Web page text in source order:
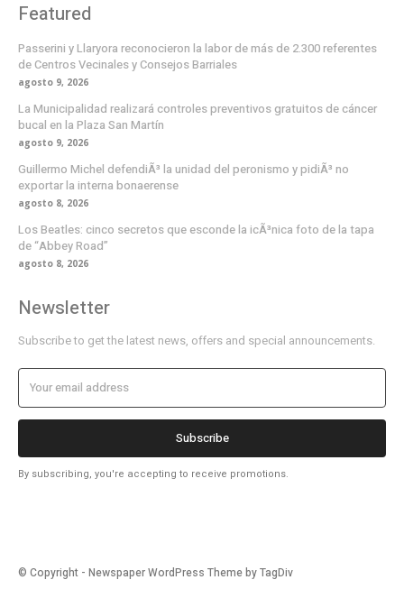
Featured
Passerini y Llaryora reconocieron la labor de más de 2.300 referentes
de Centros Vecinales y Consejos Barriales
agosto 9, 2026
La Municipalidad realizará controles preventivos gratuitos de cáncer
bucal en la Plaza San Martín
agosto 9, 2026
Guillermo Michel defendiÃ³ la unidad del peronismo y pidiÃ³ no
exportar la interna bonaerense
agosto 8, 2026
Los Beatles: cinco secretos que esconde la icÃ³nica foto de la tapa
de “Abbey Road”
agosto 8, 2026
Newsletter
Subscribe to get the latest news, offers and special announcements.
Subscribe
By subscribing, you're accepting to receive promotions.
© Copyright - Newspaper WordPress Theme by TagDiv